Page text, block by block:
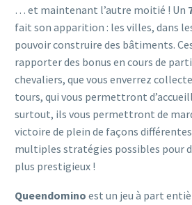
… et maintenant l’autre moitié ! Un
fait son apparition : les villes, dans
pouvoir construire des bâtiments.
rapporter des bonus en cours de
chevaliers, que vous enverrez
tours, qui vous permettront
surtout, ils vous permettront de
victoire de plein de façons
multiples stratégies possibles pour
plus prestigieux !
Queendomino est un jeu à part